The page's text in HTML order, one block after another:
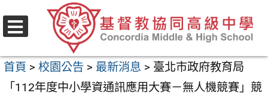
至
要首頁 > 校園公告 > 最新消息 > 臺北市政府教育局
「112年度中小學資通訊應用大賽－無人機競賽」競
選
單